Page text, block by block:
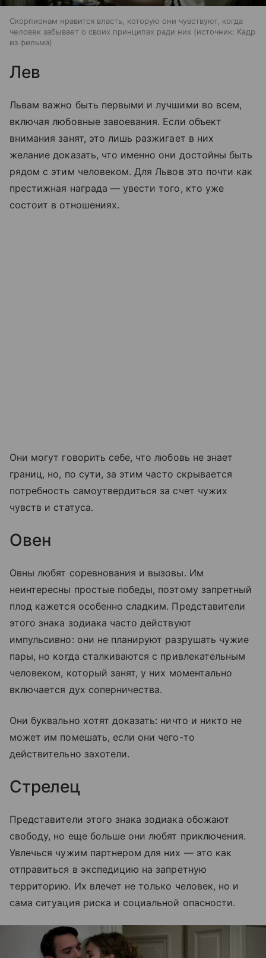
Скорпионам нравится власть, которую они чувствуют, когда
человек забывает о своих принципах ради них
источник: Кадр
из фильма
Лев
Львам важно быть первыми и лучшими во всем,
включая любовные завоевания. Если объект
внимания занят, это лишь разжигает в них
желание доказать, что именно они достойны быть
рядом с этим человеком. Для Львов это почти как
престижная награда — увести того, кто уже
состоит в отношениях.
Они могут говорить себе, что любовь не знает
границ, но, по сути, за этим часто скрывается
потребность самоутвердиться за счет чужих
чувств и статуса.
Овен
Овны любят соревнования и вызовы. Им
неинтересны простые победы, поэтому запретный
плод кажется особенно сладким. Представители
этого знака зодиака часто действуют
импульсивно: они не планируют разрушать чужие
пары, но когда сталкиваются с привлекательным
человеком, который занят, у них моментально
включается дух соперничества.
Они буквально хотят доказать: ничто и никто не
может им помешать, если они чего-то
действительно захотели.
Стрелец
Представители этого знака зодиака обожают
свободу, но еще больше они любят приключения.
Увлечься чужим партнером для них — это как
отправиться в экспедицию на запретную
территорию. Их влечет не только человек, но и
сама ситуация риска и социальной опасности.